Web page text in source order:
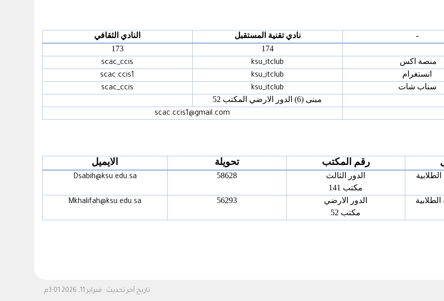
- نادي تقنية المستقبل
النادي الثقافي
174
173
منصة اكس ksu_itclub
scac_ccis
انستغرام ksu_itclub
scac.ccis1
سناب شات ksu_itclub
scac_ccis
مبنى (6) الدور الارضي المكتب 52
scac.ccis1@gmail.com
رقم المكتب تحويلة الايميل
الدور الثالث
مكتب 141
58628
Dsabih@ksu.edu.sa
الدور الارضي
مكتب 52
56293
Mkhalifah@ksu.edu.sa
تاريخ آخر تحديث : فبراير 11, 2026 3:01م